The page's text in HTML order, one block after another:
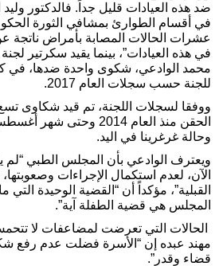
ضد هذه العيادات قليل جداً. فالدكتور
في أقسام الطوارئ بمشافي الثورة
عشرات الحالات المصابة بأمراض ناتجة
في هذه العيادات”، بينما يقيد سكرتير
للجنة حسب سجلات العام 2017.
ووفقا لسجلات اللجنة، تم قيد شكاوى
وحالة غرغرينا في اليد.
ويعترف الوادعي بأن المجلس الطبي
الآن، لعدم استكمال الإجراءات
القبلية”، مؤكداً أن “القضية الوحيدة التي
المجلس هي قضية الطفلة آية”.
الحالات التي تعرضت لمضاعفات لا
مهند عبده إن “الأسرة فضلت عدم رفع
قضاء وقدر”.